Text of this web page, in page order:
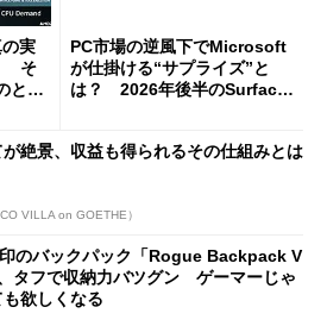
実
そ
と
PC市場の逆風下でMicrosoft
が仕掛ける“サプライズ”と
は？ 2026年後半のSurface
絶景、収益も得られるその仕組みとは
VILLA on GOETHE）
のバックパック「Rogue Backpack V
タフで収納力バツグン ゲーマーじゃ
欲しくなる